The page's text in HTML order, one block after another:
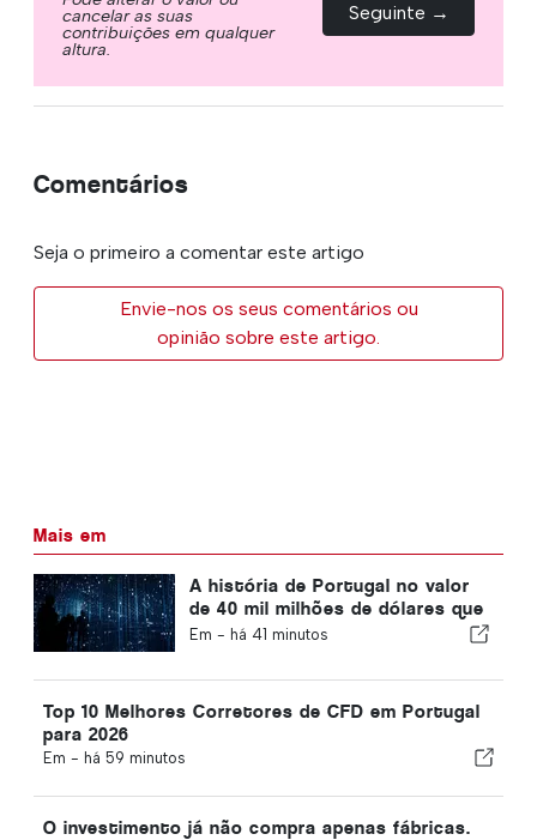
cancelar as suas
contribuições em qualquer
altura.
Seguinte →
Comentários
Seja o primeiro a comentar este artigo
Envie-nos os seus comentários ou
opinião sobre este artigo.
Mais em
A história de Portugal no valor
de 40 mil milhões de dólares que
a maioria dos investidores está
Em - há 41 minutos
Top 10 Melhores Corretores de CFD em Portugal
para 2026
Em - há 59 minutos
O investimento já não compra apenas fábricas.